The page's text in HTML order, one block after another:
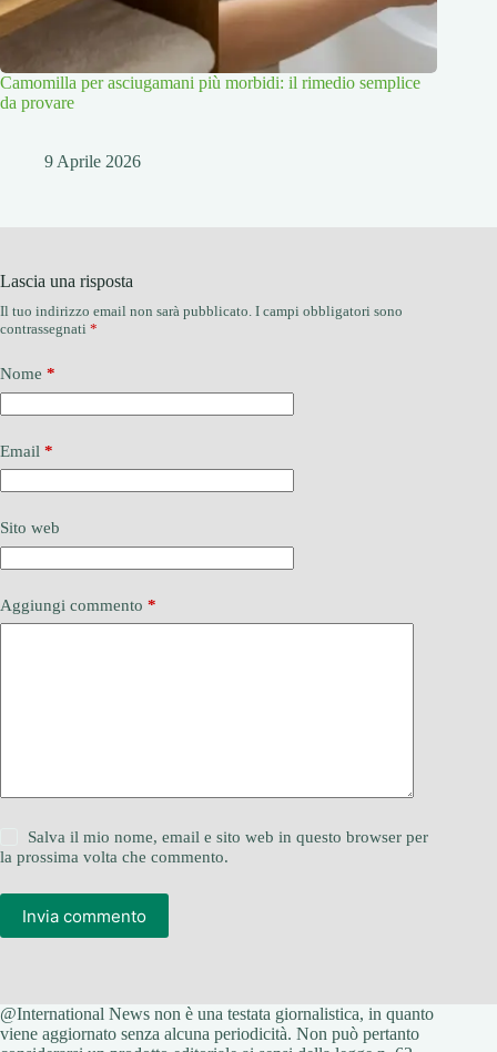
Camomilla per asciugamani più morbidi: il rimedio semplice
da provare
9 Aprile 2026
Lascia una risposta
Il tuo indirizzo email non sarà pubblicato. I campi obbligatori sono
contrassegnati *
Nome *
Email *
Sito web
Aggiungi commento *
Salva il mio nome, email e sito web in questo browser per
la prossima volta che commento.
Invia commento
@International News non è una testata giornalistica, in quanto
viene aggiornato senza alcuna periodicità. Non può pertanto